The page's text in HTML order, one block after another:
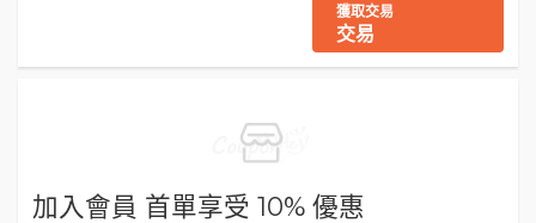
獲取交易
交易
加入會員 首單享受 10% 優惠